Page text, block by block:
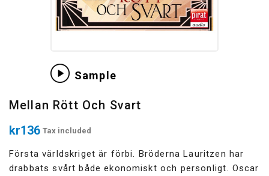
Sample
Mellan Rött Och Svart
kr136 Tax included
Första världskriget är förbi. Bröderna Lauritzen har
drabbats svårt både ekonomiskt och personligt. Oscar